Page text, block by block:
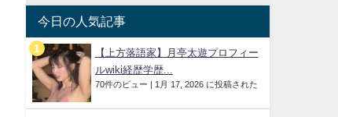
今日の人気記事
【上方落語家】月亭太遊プロフィー
ルwiki経歴学歴...
70件のビュー | 1月 17, 2026 に投稿された